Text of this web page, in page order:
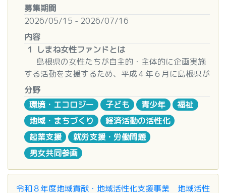
（２）研究補助（国際交流を除く。）
２０２６年９月２４日（木）１０時～１０月３０日
（金）１５時
※事業者登録は７月１日（水）１０時から１０月２
３日（金）１５時までです。
１０月２３日・（金）１５時の時点で事業者登録手
続きが完了できていない場合、 申請できません。
（３）研究補助（国際交流）
２０２７年４月頃に「競輪とオートレースの補助事
業」ホームページでお知らせし ます。
（４）福祉機器（第１回募集）、医療機器、教育用
機器の整備、公設工業試験研究所
２０２６年９月３０日（水）１０時～１０月３０日
（金）１５時
【福祉車両】400万円 ※車椅子等の昇降装置
を装備した、車両本体の消費税が非課税の車両
【一般車両】250万円
【施設工事】300万円
【 その他 】200万円
※申請は1団体（法人）、1件（1種別、1事業所
分）に限ります。
※より多くの団体に助成するため審査の結果、申請
金額を減額する場合があります。
また、福祉向上のため極めて効果の大きいと
思われる場合はこの限りではありません。
2 助成の対象種別
①【車両購入】
(福祉車両・一般車両)利用者送迎または移動、運搬
各賞
【ドリーム賞】
●最優秀作品（1点） 50万円分のJTBトラベルギフ
ト
●優秀作品（1点） 10万円分のJTBトラベルギフト
【クリエイティブ賞】
●最優秀作品（1点） 50万円分のJTBトラベルギフ
ト
●優秀作品（1点） 10万円分のJTBトラベルギフト
※「JTB交流デザイナー」として認定証を進呈
※あらかじめドリーム賞・クリエイティブ賞の選択
は不可
提出物
●応募用紙（公式ホームページよりダウンロード）
※ファイル名は「代表者氏名_タイトル」にて提出
な個人事業を開業する場合は対象となり得ます。
※大企業及びみなし大企業は対象外です。
（２）島根県内に居住していること、または、交付
決定を受けた事業の補助事業期間完了日までに島根
県内に居住することを予定していること
２．補助事業の概要
（１）補助上限額：２００万円（下限なし）
（２）補助率：補助対象経費の１／２以内
（３）補助対象経費：店舗等借入費、リース・レン
タル費、機械装置等費、店舗等改修費、広報費、外
注・委託費
（４）補助事業期間：補助金交付決定日から令和９
年１月末日まで
「まだ企画がぼんやりしていて、申請するかどうか
も迷っている…」
そんな不安や疑問をお持ちの団体の皆さまに向け
て、『申請書類の書き方説明 ＆ ざっくばらんな質
問・相談会』をオンラインで開催いたします！
らしい活動を一緒に形にしていくことですので、ぜ
ひ「壁打ちの相手」としてお気軽にご活用くださ
い。
■ 開催概要
日時：第1回2026年6月 8日（月） 12:00 ～
13:30
募集期間
2026/05/15 - 2026/07/16
内容
１ しまね女性ファンドとは
島根県の女性たちが自主的・主体的に企画実施
する活動を支援するため、平成４年６月に島根県が
設立した公益信託。
・受託者 三菱ＵＦＪ信託銀行株式会社
・事務局（公益財団法人しまね女性センター）

２ 対象団体
下記の条件すべてを満たすことが必要です。営
利法人や行政機関は対象となりません。
・島根県の女性たちが中心となって活動してい
る民間団体やグループ
分野
環境・エコロジー
子ども 青少年
福祉
地域・まちづくり
経済活動の活性化
起業支援
就労支援・労働問題
男女共同参画
令和８年度地域貢献・地域活性化支援事業 地域活性